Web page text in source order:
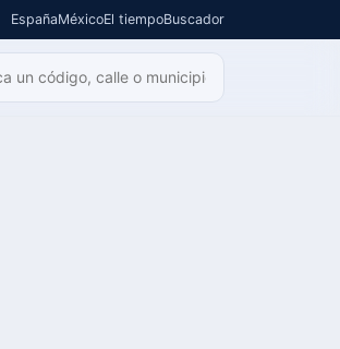
EspañaMéxicoEl tiempoBuscador